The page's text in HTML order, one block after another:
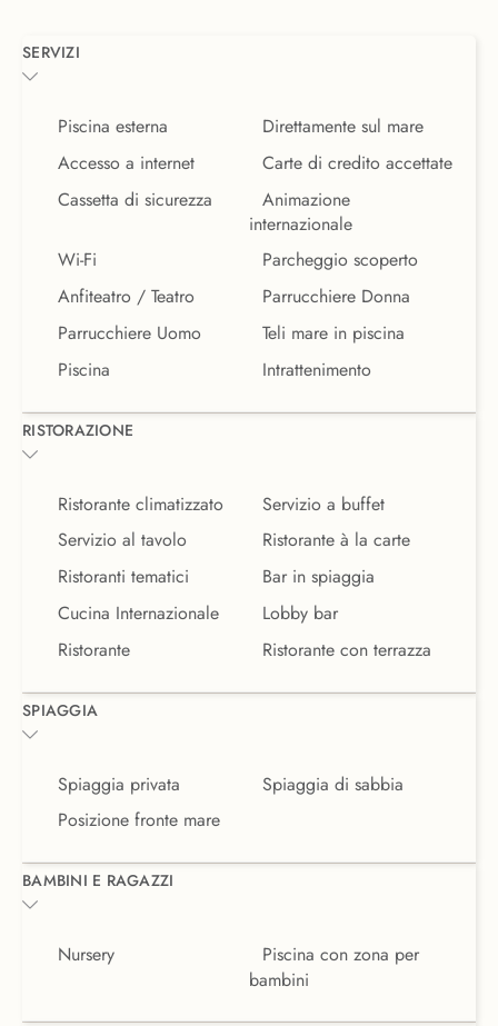
SERVIZI
Piscina esterna
Direttamente sul mare
Accesso a internet
Carte di credito accettate
Cassetta di sicurezza
Animazione
internazionale
Wi-Fi
Parcheggio scoperto
Anfiteatro / Teatro
Parrucchiere Donna
Parrucchiere Uomo
Teli mare in piscina
Piscina
Intrattenimento
RISTORAZIONE
Ristorante climatizzato
Servizio a buffet
Servizio al tavolo
Ristorante à la carte
Ristoranti tematici
Bar in spiaggia
Cucina Internazionale
Lobby bar
Ristorante
Ristorante con terrazza
SPIAGGIA
Spiaggia privata
Spiaggia di sabbia
Posizione fronte mare
BAMBINI E RAGAZZI
Nursery
Piscina con zona per
bambini